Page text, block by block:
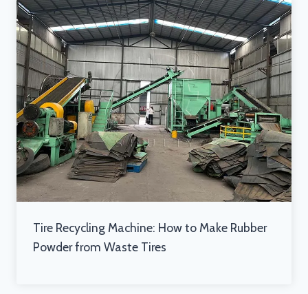
Tire Recycling Machine: How to Make Rubber
Powder from Waste Tires